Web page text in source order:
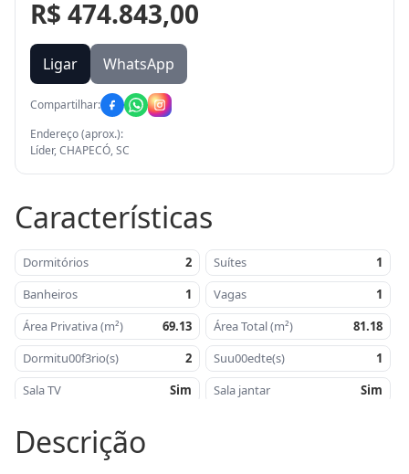
R$ 474.843,00
Ligar WhatsApp
Compartilhar:
Endereço (aprox.):
Líder, CHAPECÓ, SC
Características
Dormitórios 2 Suítes
1
Banheiros
1 Vagas
1
Área Privativa (m²)
69.13 Área Total (m²)
81.18
Dormitu00f3rio(s)
2 Suu00edte(s)
1
Sala TV
Sim Sala jantar
Sim
Churrasqueira
Descrição